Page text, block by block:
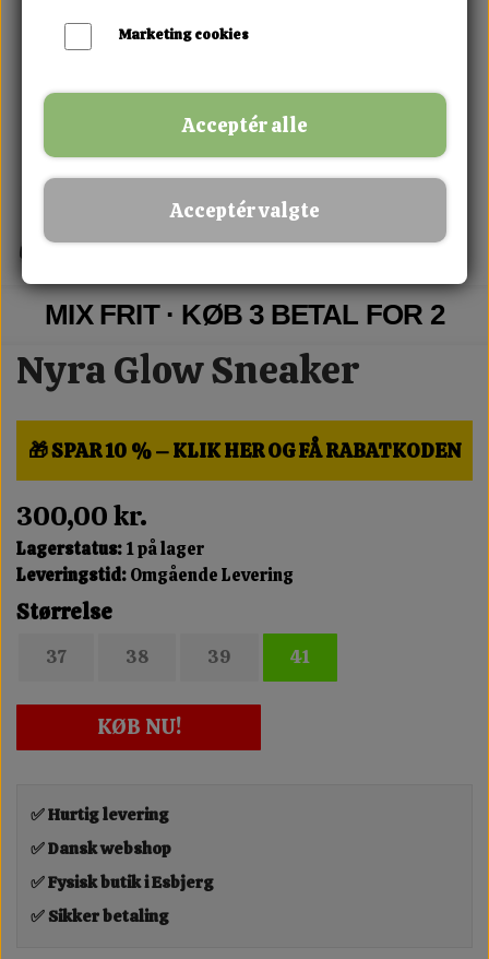
MIX FRIT · KØB 3 BETAL FOR 2
Nyra Glow Sneaker
🎁 SPAR 10 % – KLIK HER OG FÅ RABATKODEN
300,00 kr.
Lagerstatus:1 på lager
Leveringstid:Omgående Levering
Størrelse
37 38 39 41
KØB NU!
✅ Hurtig levering
✅ Dansk webshop
✅ Fysisk butik i Esbjerg
✅ Sikker betaling
Marketing cookies
Acceptér alle
Acceptér valgte